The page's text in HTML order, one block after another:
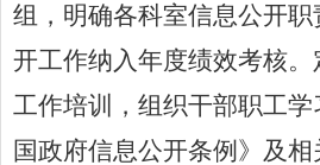
组，明确各科室信息公开
开工作纳入年度绩效考核
工作培训，组织干部职工学
国政府信息公开条例》及